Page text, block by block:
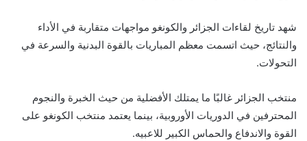
شهد تاريخ لقاءات الجزائر والكونغو مواجهات متقاربة في الأداء
والنتائج، حيث اتسمت معظم المباريات بالقوة البدنية والسرعة في
التحولات.
منتخب الجزائر غالبًا ما يمتلك الأفضلية من حيث الخبرة والنجوم
المحترفين في الدوريات الأوروبية، بينما يعتمد منتخب الكونغو على
القوة والاندفاع والحماس الكبير للاعبيه.